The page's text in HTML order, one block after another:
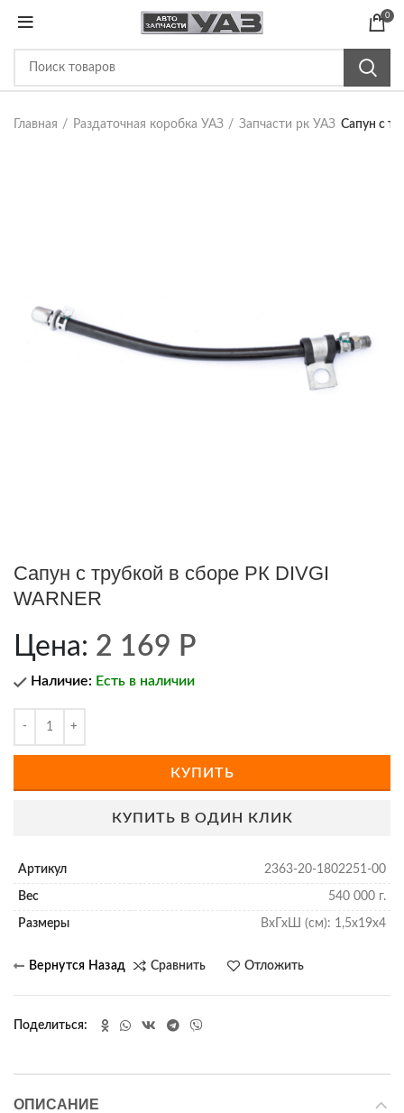
0
Главная Раздаточная коробка УАЗ Запчасти рк УАЗ Сапун с
Сапун с трубкой в сборе РК DIVGI
WARNER
Цена: 2 169 Р
Наличие: Есть в наличии
КУПИТЬ
КУПИТЬ В ОДИН КЛИК
Артикул 2363-20-1802251-00
Вес 540 000 г.
Размеры ВхГхШ (см): 1,5х19х4
Сравнить Отложить
Поделиться
ОПИСАНИЕ